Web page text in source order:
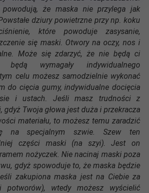
że maska nie przylega jak
dziury powietrzne przy np. koku
które powoduje zasysanie,
się maski. Otwory na oczy, nos i
Może się zdarzyć, że nie będą ci
wymagały indywidualnego
celu możesz samodzielnie wykonać
do cięcia gumy, indywidualne docięcia
i ustach. Jeśli masz trudności z
gdyż Twoja głowa jest duża i przekracza
materiału, to możesz temu zaradzić
na specjalnym szwie. Szew ten
części maski (na szyi). Jest on
nożyczek. Nie nacinaj maski poza
gdyż spowoduje to, że maska będzie
zakupiona maska jest na Ciebie za
potworów), wtedy możesz wyścielić